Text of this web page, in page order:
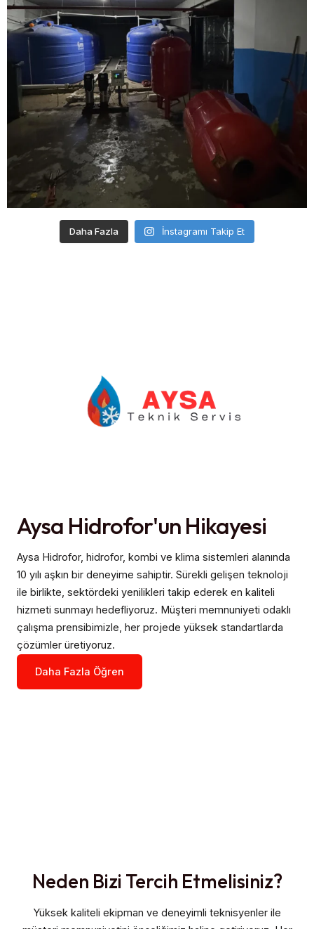
Daha Fazla İnstagramı Takip Et
Aysa Hidrofor'un Hikayesi
Aysa Hidrofor, hidrofor, kombi ve klima sistemleri alanında
10 yılı aşkın bir deneyime sahiptir. Sürekli gelişen teknoloji
ile birlikte, sektördeki yenilikleri takip ederek en kaliteli
hizmeti sunmayı hedefliyoruz. Müşteri memnuniyeti odaklı
çalışma prensibimizle, her projede yüksek standartlarda
çözümler üretiyoruz.
Daha Fazla Öğren
Neden Bizi Tercih Etmelisiniz?
Yüksek kaliteli ekipman ve deneyimli teknisyenler ile